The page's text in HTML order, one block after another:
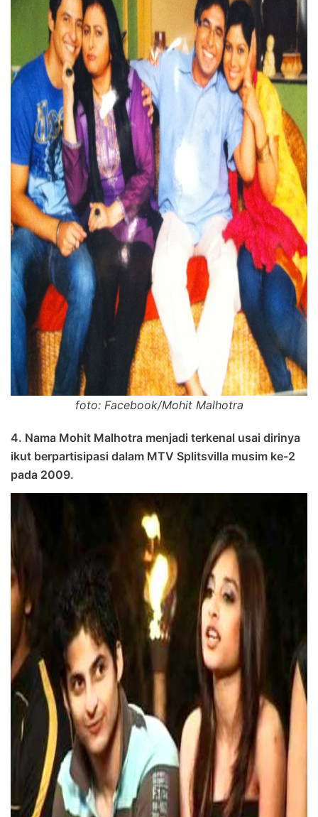
foto: Facebook/Mohit Malhotra
4. Nama Mohit Malhotra menjadi terkenal usai dirinya
ikut berpartisipasi dalam MTV Splitsvilla musim ke-2
pada 2009.